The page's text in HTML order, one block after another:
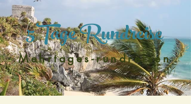
5Tage Rundreise
Mehrtages-rundreisen